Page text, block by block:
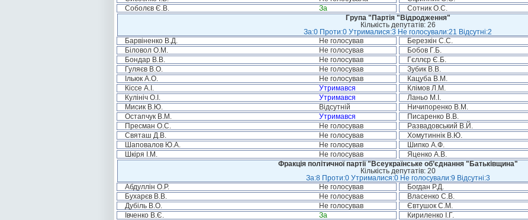
Соболєв Є.В.
За Сотник О.С.
Група "Партія "Відродження"
Кількість депутатів: 26
За:0 Проти:0 Утрималися:3 Не голосували:21 Відсутні:2
Барвіненко В.Д.
Не голосував Березкін С.С.
Біловол О.М.
Не голосував Бобов Г.Б.
Бондар В.В.
Не голосував Гєллєр Є.Б.
Гуляєв В.О.
Не голосував Зубик В.В.
Ільюк А.О.
Не голосував Кацуба В.М.
Кіссе А.І.
Утримався Клімов Л.М.
Кулініч О.І.
Утримався Ланьо М.І.
Мисик В.Ю.
Відсутній Ничипоренко В.М.
Остапчук В.М.
Утримався Писаренко В.В.
Пресман О.С.
Не голосував Развадовський В.Й.
Святаш Д.В.
Не голосував Хомутиннік В.Ю.
Шаповалов Ю.А.
Не голосував Шипко А.Ф.
Шкіря І.М.
Не голосував Яценко А.В.
Фракція політичної партії "Всеукраїнське об’єднання "Батьківщина"
Кількість депутатів: 20
За:8 Проти:0 Утрималися:0 Не голосували:9 Відсутні:3
Абдуллін О.Р.
Не голосував Богдан Р.Д.
Бухарєв В.В.
Не голосував Власенко С.В.
Дубіль В.О.
Не голосував Євтушок С.М.
Івченко В.Є.
За Кириленко І.Г.